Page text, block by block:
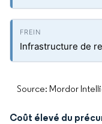
Infrastructure de
Source: Mordor
Coût élevé du